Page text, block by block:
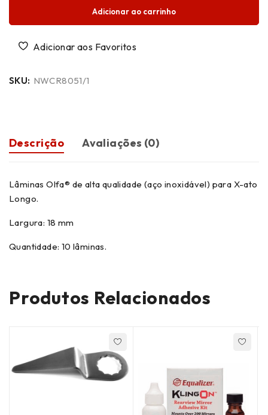
Adicionar ao carrinho
SKU: NWCR8051/1
Descrição Avaliações (0)
Lâminas Olfa® de alta qualidade (aço inoxidável) para X-ato
Longo.
Largura: 18 mm
Quantidade: 10 lâminas.
Produtos Relacionados